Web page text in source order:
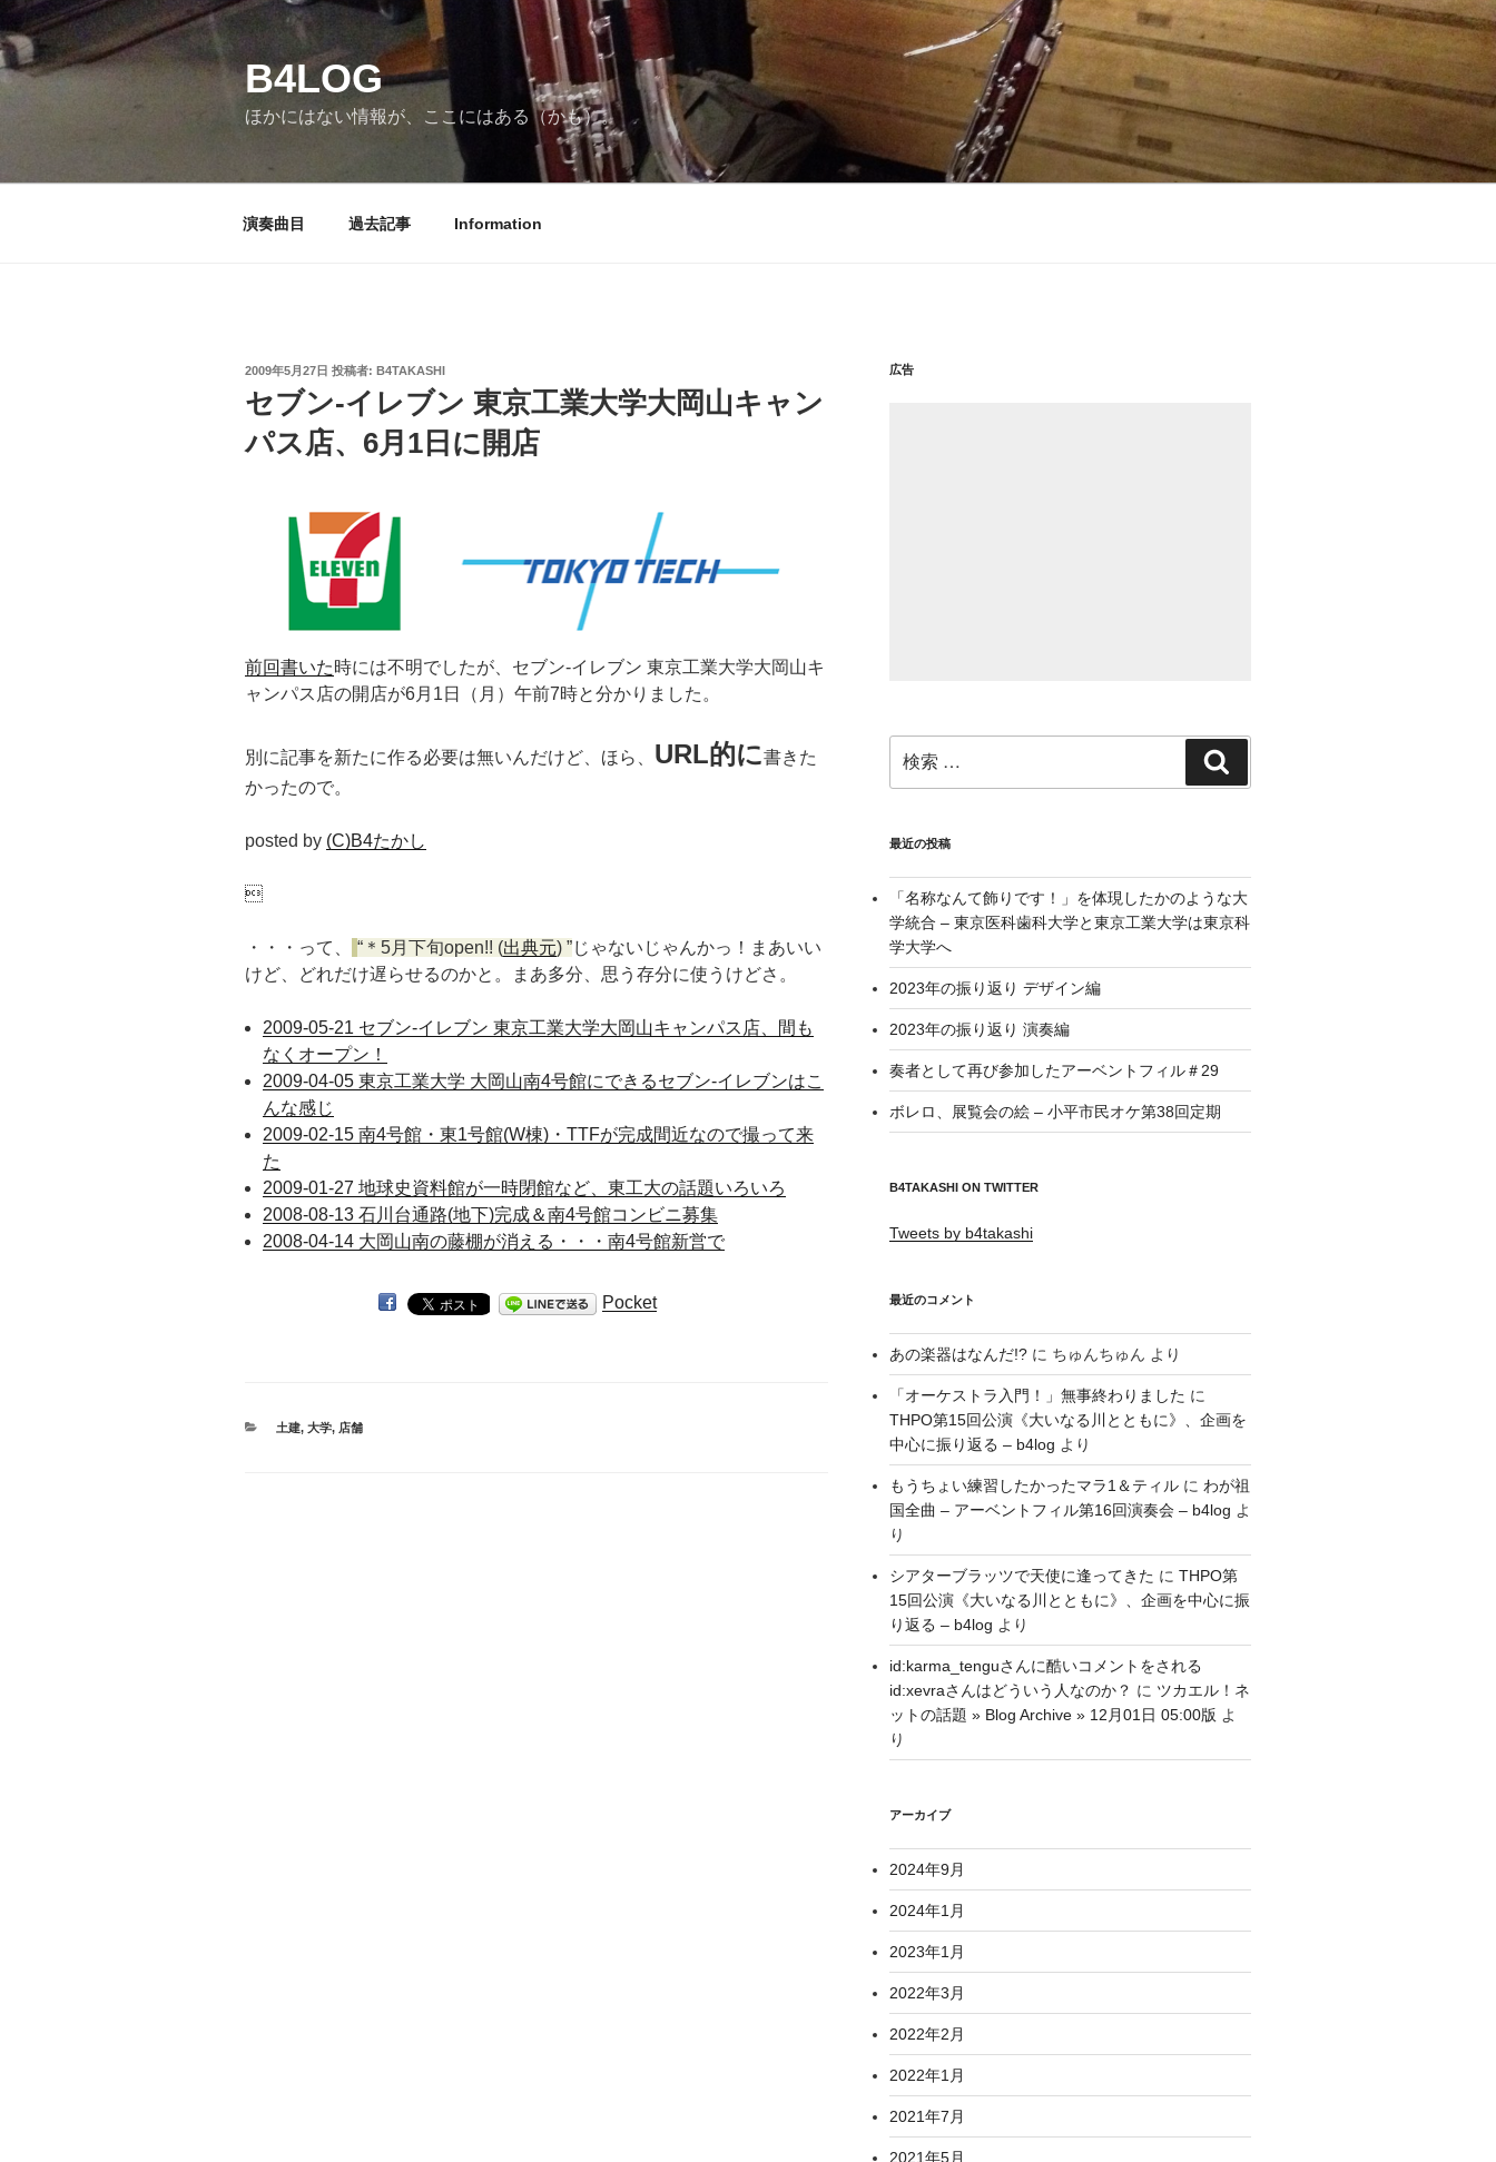
ン
テ
ン
B4LOG
ほかにはない情報が、ここにはある（かも）。
演奏曲目 過去記事 Information
投
日:
2009年5月27日 投稿者: B4TAKASHI
セブン-イレブン 東京工業大学大岡山キャン
パス店、6月1日に開店
前回書いた時には不明でしたが、セブン-イレブン 東京工業大学大岡山キ
ャンパス店の開店が6月1日（月）午前7時と分かりました。
別に記事を新たに作る必要は無いんだけど、ほら、 URL的に書きた
かったので。
posted by (C)B4たかし

・・・って、 ＊5月下旬open!! (出典元)
じゃないじゃんかっ！まあいい
けど、どれだけ遅らせるのかと。まあ多分、思う存分に使うけどさ。
2009-05-21 セブン-イレブン 東京工業大学大岡山キャンパス店、間も
なくオープン！
2009-04-05 東京工業大学 大岡山南4号館にできるセブン-イレブンはこ
んな感じ
2009-02-15 南4号館・東1号館(W棟)・TTFが完成間近なので撮って来
た
2009-01-27 地球史資料館が一時閉館など、東工大の話題いろいろ
2008-08-13 石川台通路(地下)完成＆南4号館コンビニ募集
2008-04-14 大岡山南の藤棚が消える・・・南4号館新営で
Pocket
カ
土建, 大学, 店舗
広告
索:
索
最近の投稿
「名称なんて飾りです！」を体現したかのような大
学統合 – 東京医科歯科大学と東京工業大学は東京科
学大学へ
2023年の振り返り デザイン編
2023年の振り返り 演奏編
奏者として再び参加したアーベントフィル＃29
ボレロ、展覧会の絵 – 小平市民オケ第38回定期
B4TAKASHI ON TWITTER
Tweets by b4takashi
最近のコメント
あの楽器はなんだ!?に ちゅんちゅん より
「オーケストラ入門！」無事終わりました に
THPO第15回公演《大いなる川とともに》、企画を
中心に振り返る – b4log より
もうちょい練習したかったマラ1＆ティルに わが祖
国全曲 – アーベントフィル第16回演奏会 – b4log よ
り
シアターブラッツで天使に逢ってきた に THPO第
15回公演《大いなる川とともに》、企画を中心に振
り返る – b4log より
id:karma_tenguさんに酷いコメントをされる
id:xevraさんはどういう人なのか？ に ツカエル！ネ
ットの話題 » Blog Archive » 12月01日 05:00版 よ
り
アーカイブ
2024年9月
2024年1月
2023年1月
2022年3月
2022年2月
2022年1月
2021年7月
2021年5月